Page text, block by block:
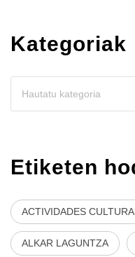
Kategoriak
Etiketen
ACTIVIDADES
ALKAR LAGUNTZA